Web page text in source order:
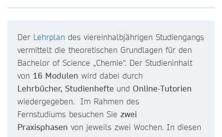
Der Lehrplan des viereinhalbjährigen Studiengangs
vermittelt die theoretischen Grundlagen für den
Bachelor of Science „Chemie“. Der Studieninhalt
von 16 Modulen wird dabei durch
Lehrbücher, Studienhefte und Online-Tutorien
wiedergegeben. Im Rahmen des
Fernstudiums besuchen Sie zwei
Praxisphasen von jeweils zwei Wochen. In diesen